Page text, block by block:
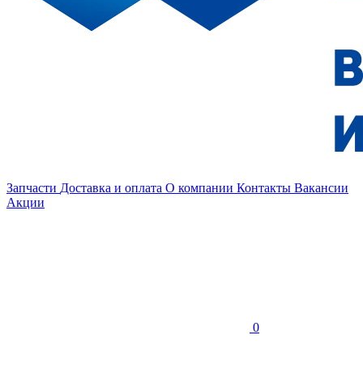
Запчасти Доставка и оплата О компании Контакты Вакансии
Акции
0